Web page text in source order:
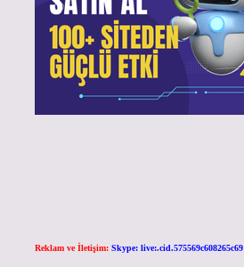
Reklam ve İletişim: Skype: live:.cid.575569c608265c69